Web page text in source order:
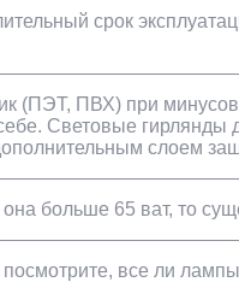
срок
ПВХ) при
себе. Световые
слоем
больше 65 ват, то
все ли